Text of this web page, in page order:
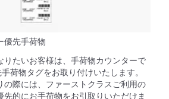
優先手荷物
りたいお客様は、手荷物カウンターで
荷物タグをお取り付けいたします。
の際には、ファーストクラスご利用の
先的にお手荷物をお引取りいただけま